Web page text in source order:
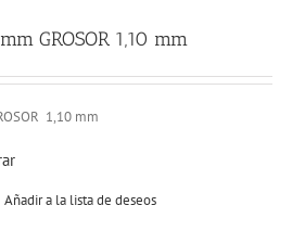
GROSOR 1,10 mm
1,10 mm
Añadir a la lista de deseos